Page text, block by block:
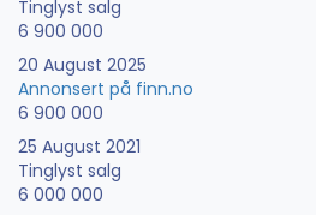
Tinglyst salg
6 900 000
20 August 2025
Annonsert på finn.no
6 900 000
25 August 2021
Tinglyst salg
6 000 000